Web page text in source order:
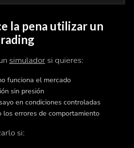
la pena utilizar un
simuladorsi quieres:
funciona el mercado
sin presión
en condiciones controladas
los errores de comportamiento
si: